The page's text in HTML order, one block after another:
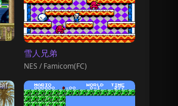
雪人兄弟
NES / Famicom(FC)